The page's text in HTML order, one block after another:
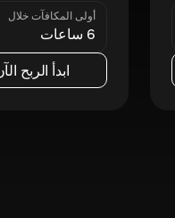
أولى المكافآت خلال
6 ساعات
ابدأ الربح